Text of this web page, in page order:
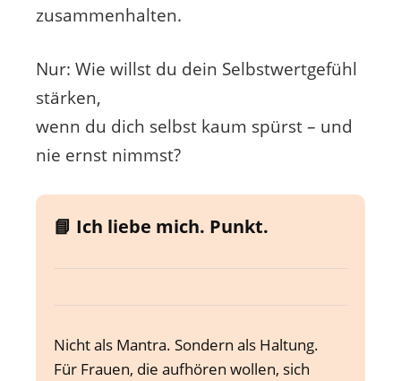
zusammenhalten.
Nur: Wie willst du dein Selbstwertgefühl
stärken,
wenn du dich selbst kaum spürst – und
nie ernst nimmst?
📘 Ich liebe mich. Punkt.
Nicht als Mantra. Sondern als Haltung.
Für Frauen, die aufhören wollen, sich